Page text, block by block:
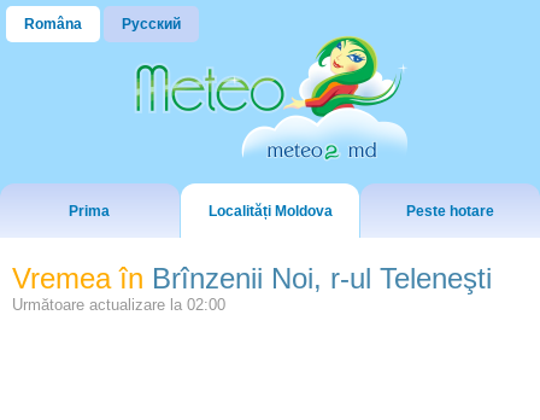
Româna Русский
Prima Localități Moldova Peste hotare
Vremea în Brînzenii Noi, r-ul Teleneşti
Următoare actualizare la 02:00